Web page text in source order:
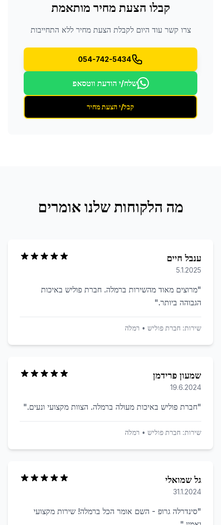
קבלו הצעת מחיר מותאמת
צרו קשר עוד היום לקבלת הצעת מחיר ללא התחייבות
054-742-5434
שלח/י הודעת ווטסאפ
קבל/י הצעת מחיר
מה הלקוחות שלנו אומרים
ענבל חיים
5.1.2025
"מרוצים מאוד מהשירות ברמלה. חברת פוליש באיכות
הגבוהה ביותר."
שירות: חברת פוליש • רמלה
שמעון פרידמן
19.6.2024
"חברת פוליש באיכות מעולה ברמלה. הצוות מקצועי ונעים."
שירות: חברת פוליש • רמלה
גל שמואלי
31.1.2024
"סינדרלה גרופ - השם אומר הכל ברמלה! שירות מקצועי